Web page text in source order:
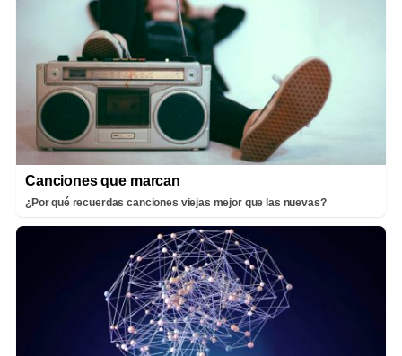
Canciones que marcan
¿Por qué recuerdas canciones viejas mejor que las nuevas?